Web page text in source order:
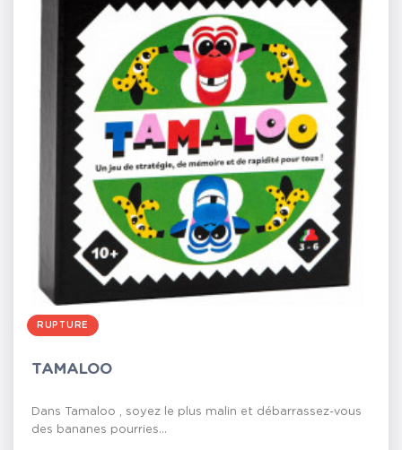
RUPTURE
TAMALOO
Dans Tamaloo , soyez le plus malin et débarrassez-vous
des bananes pourries...